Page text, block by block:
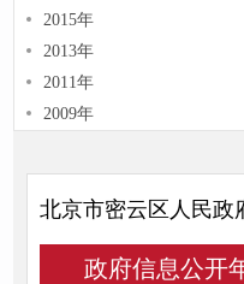
2015年
2013年
2011年
2009年
北京市密云区人民政
政府信息公开